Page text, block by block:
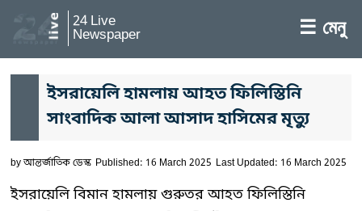
24 Live
Newspaper ☰ মেনু
ইসরায়েলি হামলায় আহত ফিলিস্তিনি
সাংবাদিক আলা আসাদ হাসিমের মৃত্যু
byআন্তর্জাতিক ডেস্ক Published: 16 March 2025 Last Updated: 16 March 2025
ইসরায়েলি বিমান হামলায় গুরুতর আহত ফিলিস্তিনি